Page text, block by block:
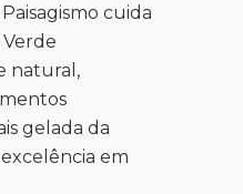
cuida
natural,
gelada da
em